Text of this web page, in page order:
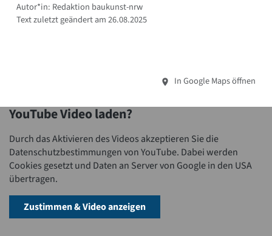
Autor*in: Redaktion baukunst-nrw
Text zuletzt geändert am 26.08.2025
In Google Maps öffnen
YouTube Video laden?
Durch das Aktivieren des Videos akzeptieren Sie die
Datenschutzbestimmungen von YouTube. Dabei werden
Cookies gesetzt und Daten an Server von Google in den USA
übertragen.
Zustimmen & Video anzeigen